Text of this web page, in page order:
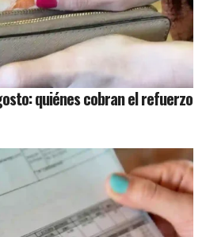
quiénes cobran el refuerzo